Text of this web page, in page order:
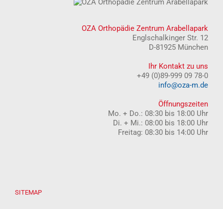
OZA Orthopädie Zentrum Arabellapark
Englschalkinger Str. 12
D-81925 München
Ihr Kontakt zu uns
+49 (0)89-999 09 78-0
info@oza-m.de
Öffnungszeiten
Mo. + Do.: 08:30 bis 18:00 Uhr
Di. + Mi.: 08:00 bis 18:00 Uhr
Freitag: 08:30 bis 14:00 Uhr
SITEMAP